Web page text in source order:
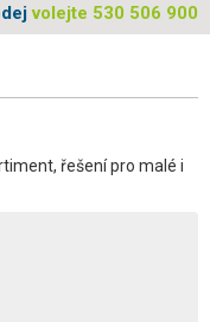
volejte 530 506 900
řešení pro malé i